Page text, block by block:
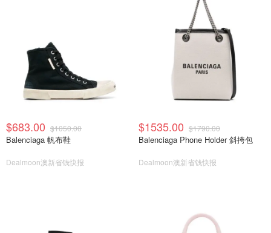
$683.00 $1050.00
Balenciaga 帆布鞋
Dealmoon澳新省钱快报
$1535.00 $1790.00
Balenciaga Phone Holder 斜挎包
Dealmoon澳新省钱快报